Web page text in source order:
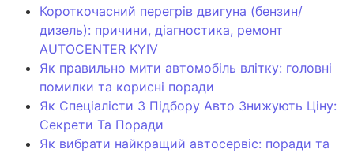
Короткочасний перегрів двигуна (бензин/
дизель): причини, діагностика, ремонт
AUTOCENTER KYIV
Як правильно мити автомобіль влітку: головні
помилки та корисні поради
Як Спеціалісти З Підбору Авто Знижують Ціну:
Секрети Та Поради
Як вибрати найкращий автосервіс: поради та